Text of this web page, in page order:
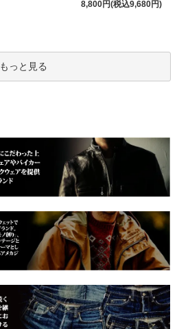
8,800円(税込9,680円)
もっと見る